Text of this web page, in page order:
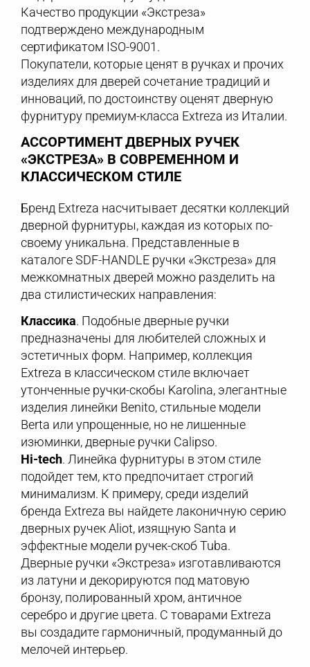
Качество продукции «Экстреза»
подтверждено международным
сертификатом ISO-9001.
Покупатели, которые ценят в ручках и прочих
изделиях для дверей сочетание традиций и
инноваций, по достоинству оценят дверную
фурнитуру премиум-класса Extreza из Италии.
АССОРТИМЕНТ ДВЕРНЫХ РУЧЕК
«ЭКСТРЕЗА» В СОВРЕМЕННОМ И
КЛАССИЧЕСКОМ СТИЛЕ
Бренд Extreza насчитывает десятки коллекций
дверной фурнитуры, каждая из которых по-
своему уникальна. Представленные в
каталоге SDF-HANDLE ручки «Экстреза» для
межкомнатных дверей можно разделить на
два стилистических направления:
Классика. Подобные дверные ручки
предназначены для любителей сложных и
эстетичных форм. Например, коллекция
Extreza в классическом стиле включает
утонченные ручки-скобы Karolina, элегантные
изделия линейки Benito, стильные модели
Berta или упрощенные, но не лишенные
изюминки, дверные ручки Calipso.
Hi-tech. Линейка фурнитуры в этом стиле
подойдет тем, кто предпочитает строгий
минимализм. К примеру, среди изделий
бренда Extreza вы найдете лаконичную серию
дверных ручек Aliot, изящную Santa и
эффектные модели ручек-скоб Tuba.
Дверные ручки «Экстреза» изготавливаются
из латуни и декорируются под матовую
бронзу, полированный хром, античное
серебро и другие цвета. С товарами Extreza
вы создадите гармоничный, продуманный до
мелочей интерьер.